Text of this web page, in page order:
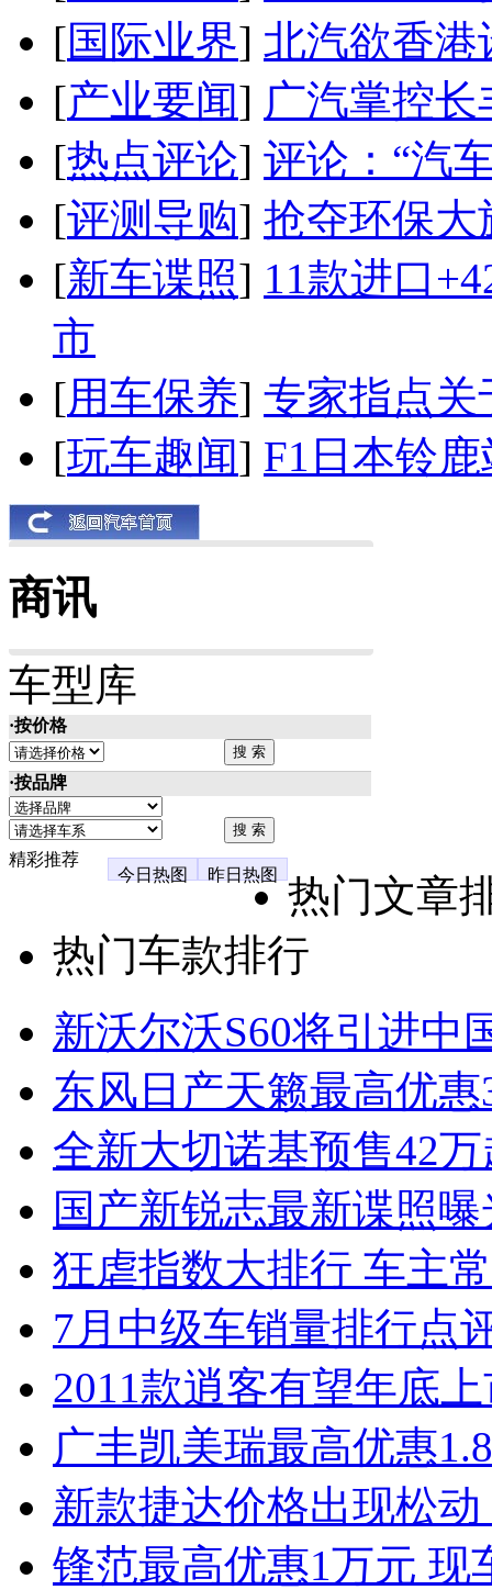
[国际业界] 北汽欲香港
[产业要闻] 广汽掌控
[热点评论] 评论：“汽
[评测导购] 抢夺环保大
[新车谍照] 11款进口
市
[用车保养] 专家指点关
[玩车趣闻] F1日本铃
商讯
车型库
·按价格
·按品牌
精彩推荐
今日热图
昨日热图
热门文章
热门车款排行
新沃尔沃S60将引进中
东风日产天籁最高优
全新大切诺基预售42
国产新锐志最新谍照
狂虐指数大排行 车主
7月中级车销量排行点
2011款逍客有望年底
广丰凯美瑞最高优惠
新款捷达价格出现松
锋范最高优惠1万元 现